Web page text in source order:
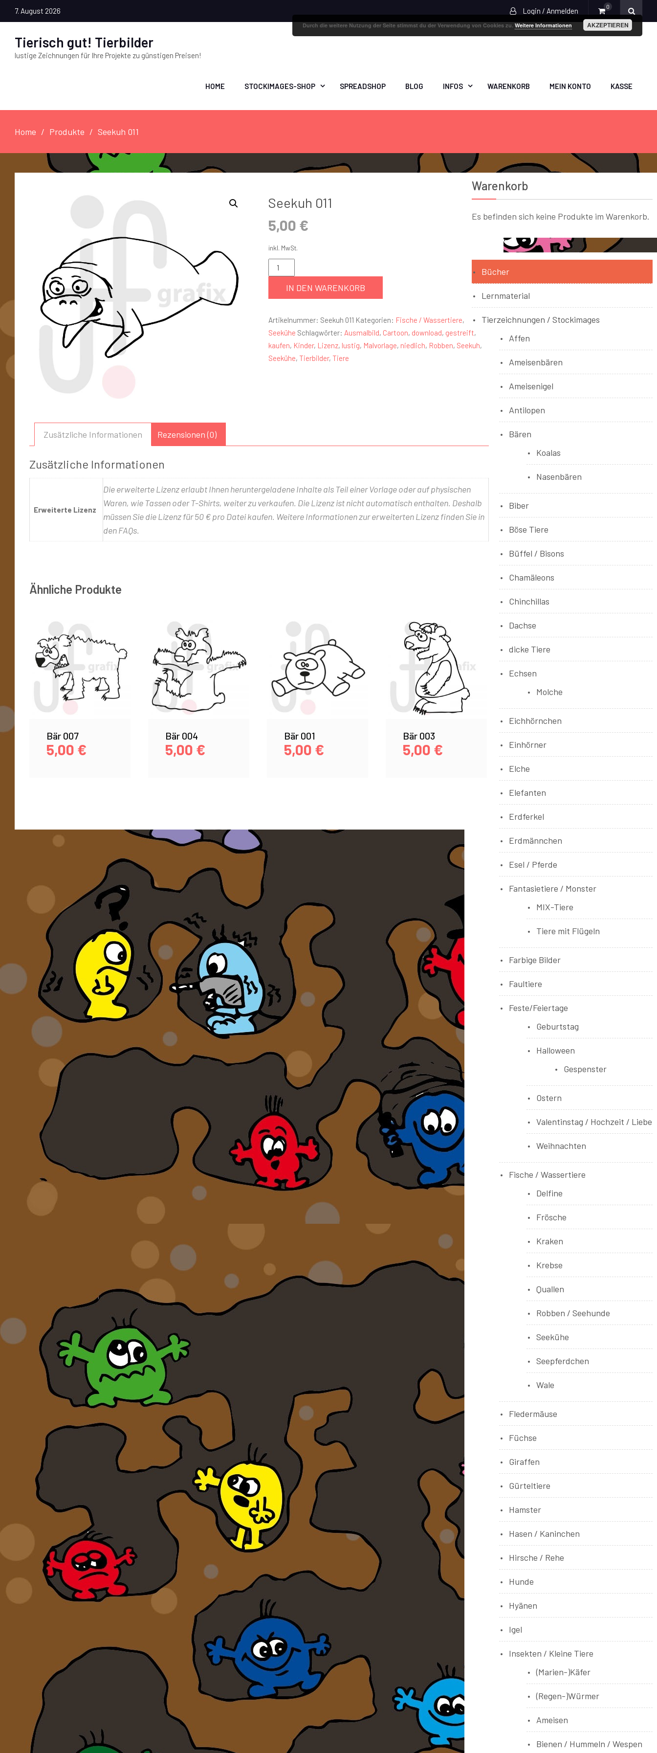
7. August 2026 Login / Anmelden 0
Tierisch gut! Tierbilder
lustige Zeichnungen für Ihre Projekte zu günstigen Preisen!
HOME STOCKIMAGES-SHOP SPREADSHOP BLOG INFOS WARENKORB MEIN KONTO KASSE
Home Produkte Seekuh 011
Seekuh 011
5,00 €
inkl. MwSt.
IN DEN WARENKORB
Artikelnummer: Seekuh 011 Kategorien: Fische / Wassertiere,
Seekühe Schlagwörter: Ausmalbild, Cartoon, download, gestreift,
kaufen, Kinder, Lizenz, lustig, Malvorlage, niedlich, Robben, Seekuh,
Seekühe, Tierbilder, Tiere
Zusätzliche Informationen Rezensionen (0)
Zusätzliche Informationen
Erweiterte Lizenz
Die erweiterte Lizenz erlaubt Ihnen heruntergeladene Inhalte als Teil einer Vorlage oder auf physischen
Waren, wie Tassen oder T-Shirts, weiter zu verkaufen. Die Lizenz ist nicht automatisch enthalten. Deshalb
müssen Sie die Lizenz für 50 € pro Datei kaufen. Weitere Informationen zur erweiterten Lizenz finden Sie in
den FAQs.
Ähnliche Produkte
Bär 007
5,00 €
Bär 004
5,00 €
Bär 001
5,00 €
Bär 003
5,00 €
Warenkorb
Es befinden sich keine Produkte im Warenkorb.
Bücher
Lernmaterial
Tierzeichnungen / Stockimages
Affen
Ameisenbären
Ameisenigel
Antilopen
Bären
Koalas
Nasenbären
Biber
Böse Tiere
Büffel / Bisons
Chamäleons
Chinchillas
Dachse
dicke Tiere
Echsen
Molche
Eichhörnchen
Einhörner
Elche
Elefanten
Erdferkel
Erdmännchen
Esel / Pferde
Fantasietiere / Monster
MIX-Tiere
Tiere mit Flügeln
Farbige Bilder
Faultiere
Feste/Feiertage
Geburtstag
Halloween
Gespenster
Ostern
Valentinstag / Hochzeit / Liebe
Weihnachten
Fische / Wassertiere
Delfine
Frösche
Kraken
Krebse
Quallen
Robben / Seehunde
Seekühe
Seepferdchen
Wale
Fledermäuse
Füchse
Giraffen
Gürteltiere
Hamster
Hasen / Kaninchen
Hirsche / Rehe
Hunde
Hyänen
Igel
Insekten / Kleine Tiere
(Marien-)Käfer
(Regen-)Würmer
Ameisen
Bienen / Hummeln / Wespen
Durch die weitere Nutzung der Seite stimmst du der Verwendung von Cookies zu. Weitere Informationen AKZEPTIEREN